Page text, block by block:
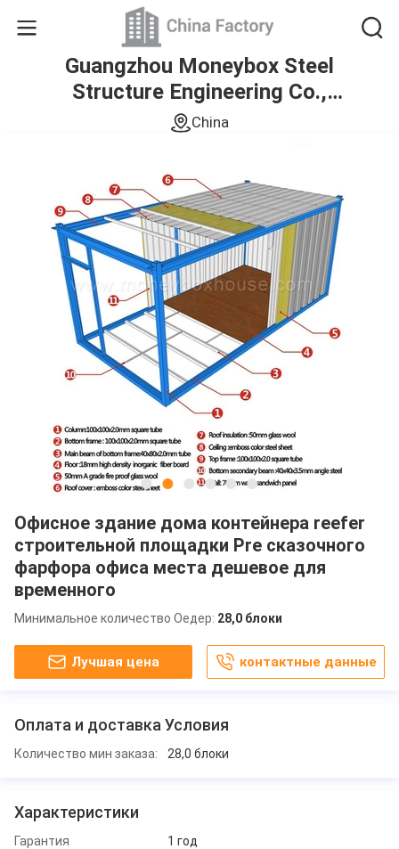
Guangzhou Moneybox Steel
Structure Engineering Co.,
Ltd.
China
Офисное здание дома контейнера reefer
строительной площадки Pre сказочного
фарфора офиса места дешевое для
временного
Минимальное количество Оедер: 28,0 блоки
Лучшая цена контактные данные
Оплата и доставка Условия
Количество мин заказа: 28,0 блоки
Характеристики
Гарантия
1 год